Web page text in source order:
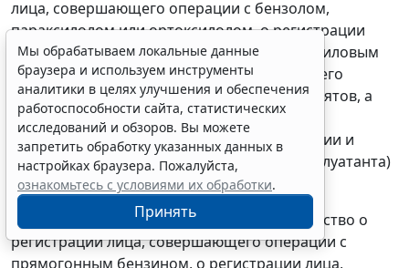
лица, совершающего операции с бензолом,
параксилолом или ортоксилолом, о регистрации
организации, совершающей операции с этиловым
спиртом, о регистрации лица, совершающего
операции по переработке средних дистиллятов, а
также включенных в Реестр эксплуатантов
гражданской авиации Российской Федерации и
имеющих сертификат (свидетельство) эксплуатанта)
уплачиваютакцизы за январь 2025 г.;
- налогоплательщики, имеющие свидетельство о
регистрации лица, совершающего операции с
прямогонным бензином, о регистрации лица,
Мы обрабатываем локальные данные
браузера и используем инструменты
аналитики в целях улучшения и обеспечения
работоспособности сайта, статистических
исследований и обзоров. Вы можете
запретить обработку указанных данных в
настройках браузера. Пожалуйста,
ознакомьтесь с условиями их обработки.
Принять